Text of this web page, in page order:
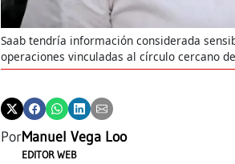
Saab tendría información considerada
operaciones vinculadas al círculo cercano
PorManuel Vega Loo
EDITOR WEB